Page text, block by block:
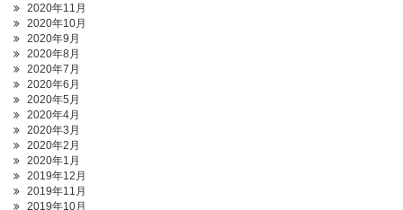
2020年11月
2020年10月
2020年9月
2020年8月
2020年7月
2020年6月
2020年5月
2020年4月
2020年3月
2020年2月
2020年1月
2019年12月
2019年11月
2019年10月